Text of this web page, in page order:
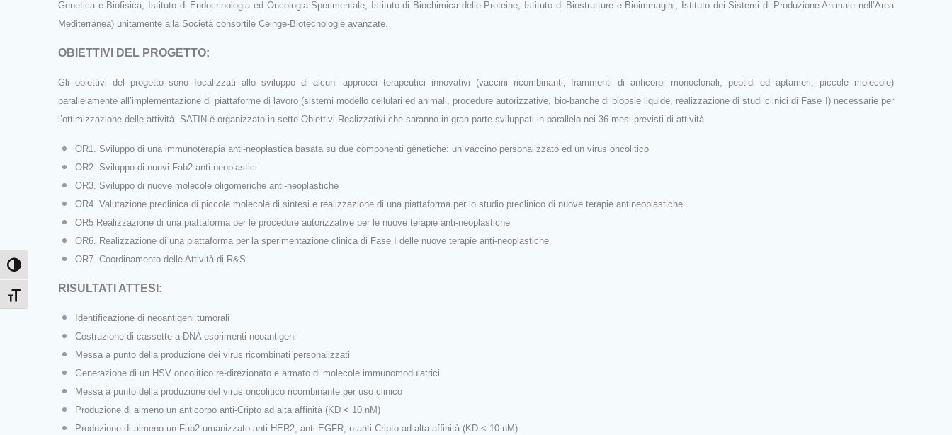
Attiva/disattiva alto contrasto
Attiva/disattiva dimensione testo
Genetica e Biofisica, Istituto di Endocrinologia ed Oncologia Sperimentale, Istituto di Biochimica delle Proteine, Istituto di Biostrutture e Bioimmagini, Istituto dei Sistemi di Produzione Animale nell’Area
Mediterranea) unitamente alla Società consortile Ceinge‐Biotecnologie avanzate.
OBIETTIVI DEL PROGETTO:
Gli obiettivi del progetto sono focalizzati allo sviluppo di alcuni approcci terapeutici innovativi (vaccini ricombinanti, frammenti di anticorpi monoclonali, peptidi ed aptameri, piccole molecole)
parallelamente all’implementazione di piattaforme di lavoro (sistemi modello cellulari ed animali, procedure autorizzative, bio‐banche di biopsie liquide, realizzazione di studi clinici di Fase I) necessarie per
l’ottimizzazione delle attività. SATIN è organizzato in sette Obiettivi Realizzativi che saranno in gran parte sviluppati in parallelo nei 36 mesi previsti di attività.
OR1. Sviluppo di una immunoterapia anti‐neoplastica basata su due componenti genetiche: un vaccino personalizzato ed un virus oncolitico
OR2. Sviluppo di nuovi Fab2 anti‐neoplastici
OR3. Sviluppo di nuove molecole oligomeriche anti‐neoplastiche
OR4. Valutazione preclinica di piccole molecole di sintesi e realizzazione di una piattaforma per lo studio preclinico di nuove terapie antineoplastiche
OR5 Realizzazione di una piattaforma per le procedure autorizzative per le nuove terapie anti‐neoplastiche
OR6. Realizzazione di una piattaforma per la sperimentazione clinica di Fase I delle nuove terapie anti‐neoplastiche
OR7. Coordinamento delle Attività di R&S
RISULTATI ATTESI:
Identificazione di neoantigeni tumorali
Costruzione di cassette a DNA esprimenti neoantigeni
Messa a punto della produzione dei virus ricombinati personalizzati
Generazione di un HSV oncolitico re‐direzionato e armato di molecole immunomodulatrici
Messa a punto della produzione del virus oncolitico ricombinante per uso clinico
Produzione di almeno un anticorpo anti‐Cripto ad alta affinità (KD < 10 nM)
Produzione di almeno un Fab2 umanizzato anti HER2, anti EGFR, o anti Cripto ad alta affinità (KD < 10 nM)